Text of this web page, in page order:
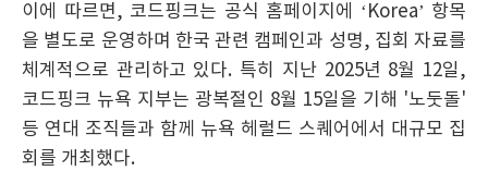
이에 따르면, 코드핑크는 공식 홈페이지에 ‘Korea’ 항목
을 별도로 운영하며 한국 관련 캠페인과 성명, 집회 자료를
체계적으로 관리하고 있다. 특히 지난 2025년 8월 12일,
코드핑크 뉴욕 지부는 광복절인 8월 15일을 기해 '노둣돌'
등 연대 조직들과 함께 뉴욕 헤럴드 스퀘어에서 대규모 집
회를 개최했다.